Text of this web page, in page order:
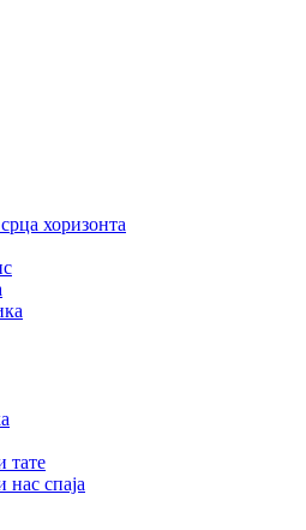
хоризонта
тате
нас спаја